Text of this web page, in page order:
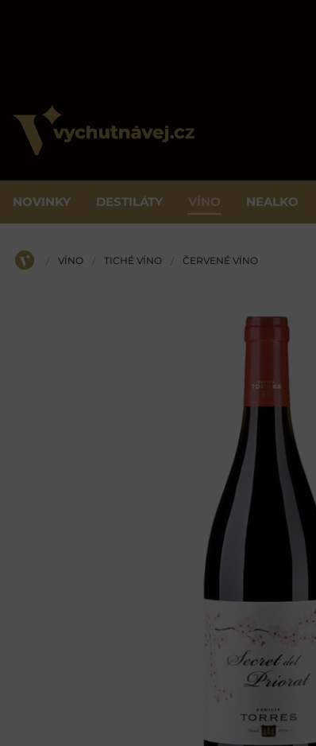
NOVINKY DESTILÁTY VÍNO NEALKO
ÚVOD
/ VÍNO / TICHÉ VÍNO / ČERVENÉ VÍNO